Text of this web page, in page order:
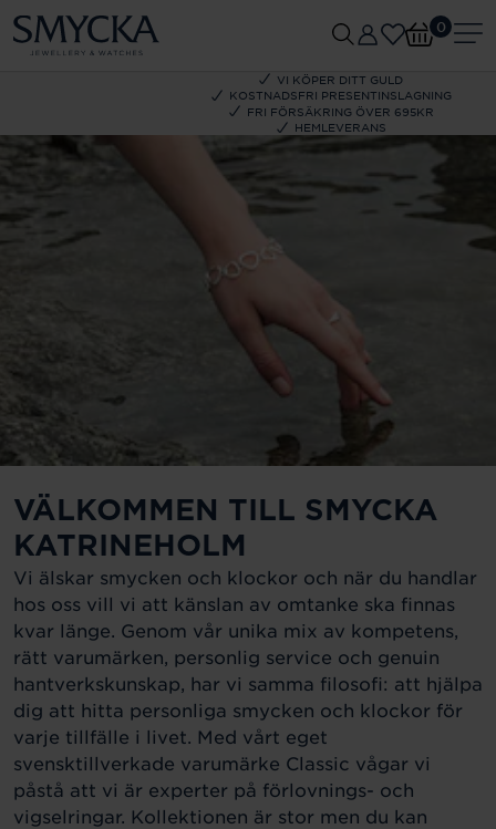
VI KÖPER DITT GULD
KOSTNADSFRI PRESENTINSLAGNING
FRI FÖRSÄKRING ÖVER 695KR
HEMLEVERANS
0
VÄLKOMMEN TILL SMYCKA
KATRINEHOLM
Vi älskar smycken och klockor och när du handlar
hos oss vill vi att känslan av omtanke ska finnas
kvar länge. Genom vår unika mix av kompetens,
rätt varumärken, personlig service och genuin
hantverkskunskap, har vi samma filosofi: att hjälpa
dig att hitta personliga smycken och klockor för
varje tillfälle i livet. Med vårt eget
svensktillverkade varumärke Classic vågar vi
påstå att vi är experter på förlovnings- och
vigselringar. Kollektionen är stor men du kan